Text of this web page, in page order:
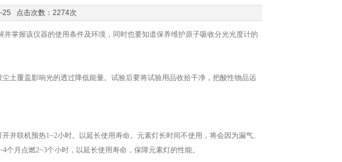
25 点击次数：2274次
掌握该仪器的使用条件及环境，同时也要知道保养维护原子吸收分光光度计的
覆盖影响光的透过降低能量。试验后要将试验用品收拾干净，把酸性物品远
联机预热1~2小时。以延长使用寿命。元素灯长时间不使用，将会因为漏气、
月点燃2~3个小时，以延长使用寿命，保障元素灯的性能。